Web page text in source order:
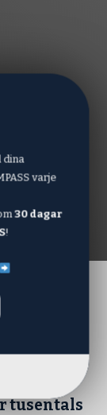
tusentals
dina
varje
30 dagar
!